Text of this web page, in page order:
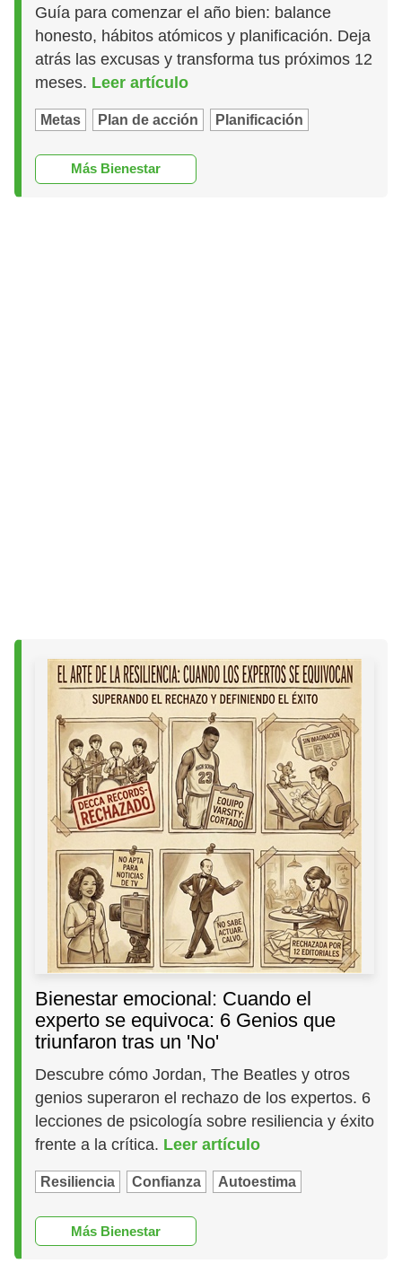
Guía para comenzar el año bien: balance
honesto, hábitos atómicos y planificación. Deja
atrás las excusas y transforma tus próximos 12
meses. Leer artículo
Metas Plan de acción Planificación
Más Bienestar
Bienestar emocional: Cuando el
experto se equivoca: 6 Genios que
triunfaron tras un 'No'
Descubre cómo Jordan, The Beatles y otros
genios superaron el rechazo de los expertos. 6
lecciones de psicología sobre resiliencia y éxito
frente a la crítica. Leer artículo
Resiliencia Confianza Autoestima
Más Bienestar